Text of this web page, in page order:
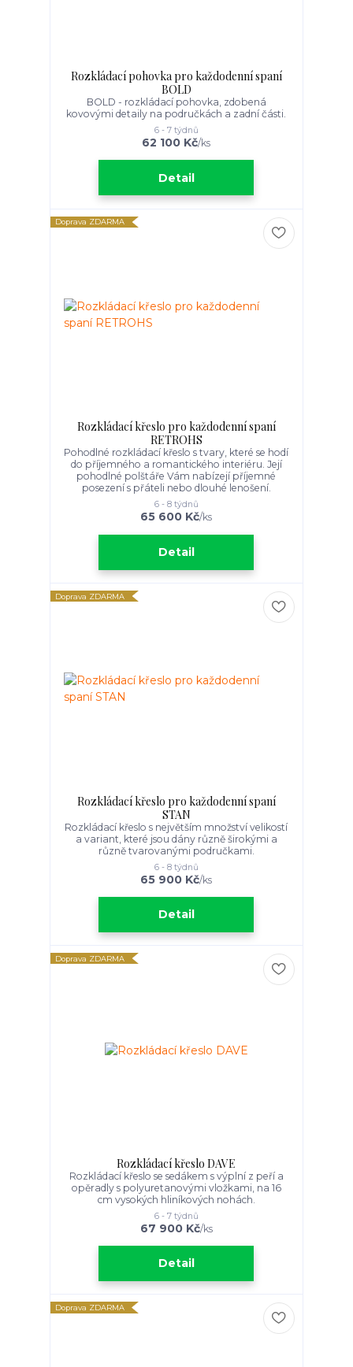
Rozkládací pohovka pro každodenní spaní
BOLD
BOLD - rozkládací pohovka, zdobená
kovovými detaily na područkách a zadní části.
62 100 Kč/ks
6 - 7 týdnů
Detail
Doprava ZDARMA
Rozkládací křeslo pro každodenní spaní
RETROHS
Pohodlné rozkládací křeslo s tvary, které se hodí
do příjemného a romantického interiéru. Její
pohodlné polštáře Vám nabízejí příjemné
posezení s přáteli nebo dlouhé lenošení.
65 600 Kč/ks
6 - 8 týdnů
Detail
Doprava ZDARMA
Rozkládací křeslo pro každodenní spaní
STAN
Rozkládací křeslo s největším množství velikostí
a variant, které jsou dány různě širokými a
různě tvarovanými područkami.
65 900 Kč/ks
6 - 8 týdnů
Detail
Doprava ZDARMA
Rozkládací křeslo DAVE
Rozkládací křeslo se sedákem s výplní z peří a
opěradly s polyuretanovými vložkami, na 16
cm vysokých hliníkových nohách.
67 900 Kč/ks
6 - 7 týdnů
Detail
Doprava ZDARMA